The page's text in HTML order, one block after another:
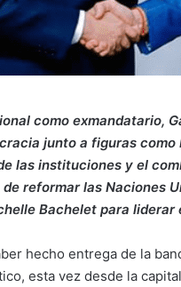
como exmandatario,
junto a figuras
las instituciones y el
reformar las Naciones
Bachelet para liderar
hecho entrega de la
esta vez desde la